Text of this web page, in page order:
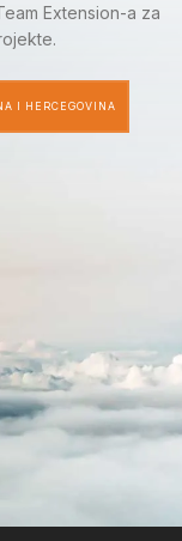
Extension-a za
I HERCEGOVINA